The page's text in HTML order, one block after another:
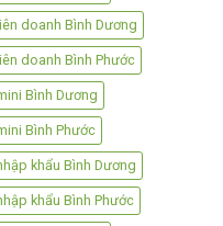
doanh Bình Dương
doanh Bình Phước
Bình Dương
Bình Phước
khẩu Bình Dương
khẩu Bình Phước